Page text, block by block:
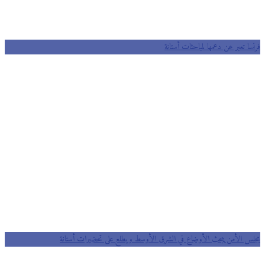
فرنسا تعبر عن دعمها لمباحثات أستانة
مجلس الأمن يبحث الأوضاع في الشرق الأوسط ويطلع على تحضيرات أستانة